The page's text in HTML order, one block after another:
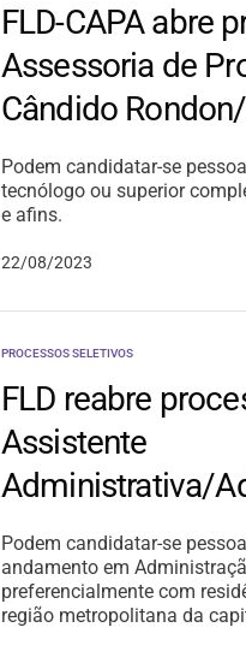
FLD-CAPA abre
Assessoria de
Cândido
Podem candidatar-se
tecnólogo ou superior
e afins.
22/08/2023
PROCESSOS SELETIVOS
FLD reabre
Assistente
Administrativa/
Podem candidatar-se
andamento em
preferencialmente com
região metropolitana da